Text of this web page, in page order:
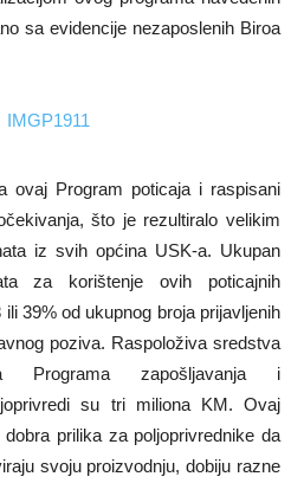
sa evidencije nezaposlenih Biroa
ovaj Program poticaja i raspisani
što je rezultiralo velikim
iz svih općina USK-a. Ukupan
za korištenje ovih poticajnih
39% od ukupnog broja prijavljenih
poziva. Raspoloživa sredstva
Programa zapošljavanja i
su tri miliona KM. Ovaj
prilika za poljoprivrednike da
svoju proizvodnju, dobiju razne